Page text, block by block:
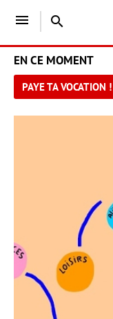
menu search
EN CE MOMENT
PAYE TA VOCATION !